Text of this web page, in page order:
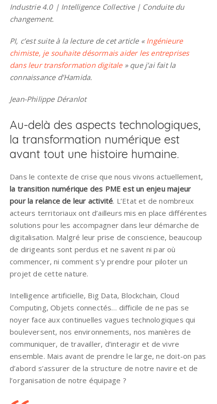
Industrie 4.0 | Intelligence Collective | Conduite du
changement.
PI, c’est suite à la lecture de cet article «Ingénieure
chimiste, je souhaite désormais aider les entreprises
dans leur transformation digitale» que j’ai fait la
connaissance d’Hamida.
Jean-Philippe Déranlot
Au-delà des aspects technologiques,
la transformation numérique est
avant tout une histoire humaine.
Dans le contexte de crise que nous vivons actuellement,
la transition numérique des PME est un enjeu majeur
pour la relance de leur activité. L’Etat et de nombreux
acteurs territoriaux ont d’ailleurs mis en place différentes
solutions pour les accompagner dans leur démarche de
digitalisation. Malgré leur prise de conscience, beaucoup
de dirigeants sont perdus et ne savent ni par où
commencer, ni comment s’y prendre pour piloter un
projet de cette nature.
Intelligence artificielle, Big Data, Blockchain, Cloud
Computing, Objets connectés… difficile de ne pas se
noyer face aux continuelles vagues technologiques qui
bouleversent, nos environnements, nos manières de
communiquer, de travailler, d’interagir et de vivre
ensemble. Mais avant de prendre le large, ne doit-on pas
d’abord s’assurer de la structure de notre navire et de
l’organisation de notre équipage ?